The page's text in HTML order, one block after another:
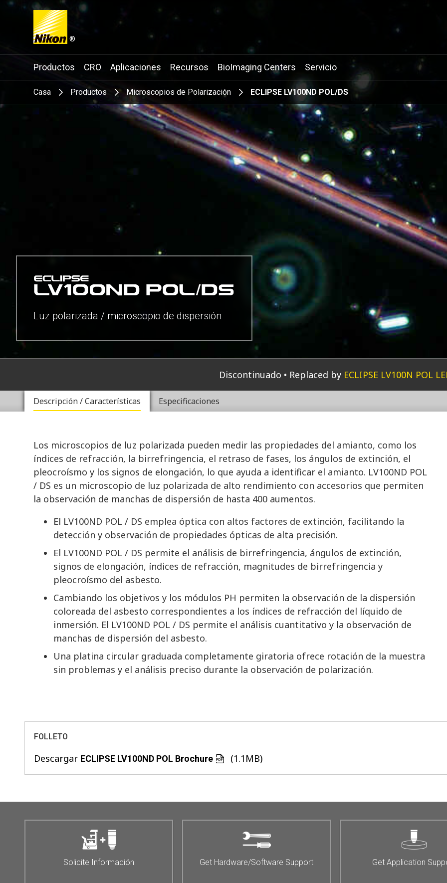
®
Search keyword(s)
Productos CRO Aplicaciones Recursos BioImaging Centers Servicio
Casa Productos Microscopios de Polarización ECLIPSE LV100ND POL/DS
Luz polarizada / microscopio de dispersión
Discontinuado Replaced by ECLIPSE LV100N POL
Descripción / Características Especificaciones
Los microscopios de luz polarizada pueden medir las propiedades del amianto, como los
índices de refracción, la birrefringencia, el retraso de fases, los ángulos de extinción, el
pleocroísmo y los signos de elongación, lo que ayuda a identificar el amianto. LV100ND POL
/ DS es un microscopio de luz polarizada de alto rendimiento con accesorios que permiten
la observación de manchas de dispersión de hasta 400 aumentos.
El LV100ND POL / DS emplea óptica con altos factores de extinción, facilitando la
detección y observación de propiedades ópticas de alta precisión.
El LV100ND POL / DS permite el análisis de birrefringencia, ángulos de extinción,
signos de elongación, índices de refracción, magnitudes de birrefringencia y
pleocroísmo del asbesto.
Cambiando los objetivos y los módulos PH permiten la observación de la dispersión
coloreada del asbesto correspondientes a los índices de refracción del líquido de
inmersión. El LV100ND POL / DS permite el análisis cuantitativo y la observación de
manchas de dispersión del asbesto.
Una platina circular graduada completamente giratoria ofrece rotación de la muestra
sin problemas y el análisis preciso durante la observación de polarización.
FOLLETO
Descargar ECLIPSE LV100ND POL Brochure (1.1MB)
Solicite Información Get Hardware/Software Support Get Application